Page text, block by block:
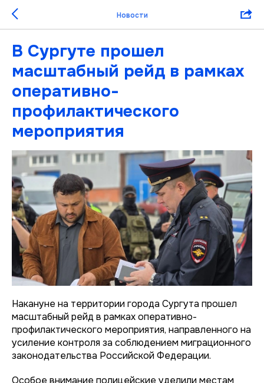
Новости
В Сургуте прошел
масштабный рейд в рамках
оперативно-
профилактического
мероприятия
Накануне на территории города Сургута прошел
масштабный рейд в рамках оперативно-
профилактического мероприятия, направленного на
усиление контроля за соблюдением миграционного
законодательства Российской Федерации.
Особое внимание полицейские уделили местам